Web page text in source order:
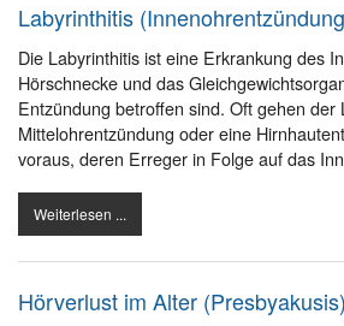
Labyrinthitis
Die Labyrinthitis ist eine Erkrankung des
Hörschnecke und das
Entzündung betroffen sind. Oft gehen der
Mittelohrentzündung oder eine
voraus, deren Erreger in Folge auf das
Weiterlesen ...
Hörverlust im Alter (Presbyakusis)